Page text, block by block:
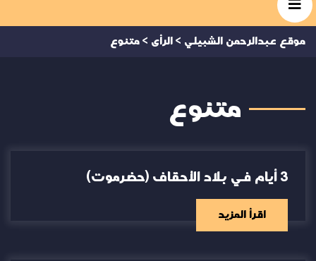
موقع عبدالرحمن الشبيلي > الرأى > متنوع
متنوع
3 أيام في بلاد الأحقاف (حضرموت)
اقرأ المزيد